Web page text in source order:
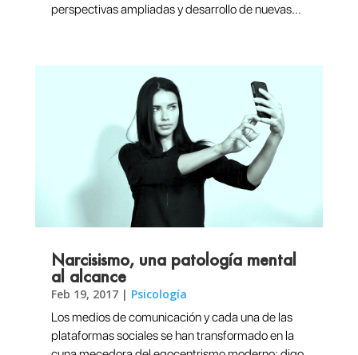
perspectivas ampliadas y desarrollo de nuevas...
Narcisismo, una patología mental
al alcance
Feb 19, 2017| Psicología
Los medios de comunicación y cada una de las
plataformas sociales se han transformado en la